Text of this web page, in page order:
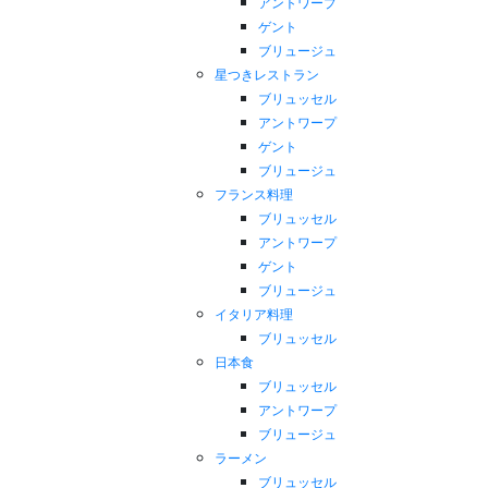
アントワープ
ゲント
ブリュージュ
星つきレストラン
ブリュッセル
アントワープ
ゲント
ブリュージュ
フランス料理
ブリュッセル
アントワープ
ゲント
ブリュージュ
イタリア料理
ブリュッセル
日本食
ブリュッセル
アントワープ
ブリュージュ
ラーメン
ブリュッセル